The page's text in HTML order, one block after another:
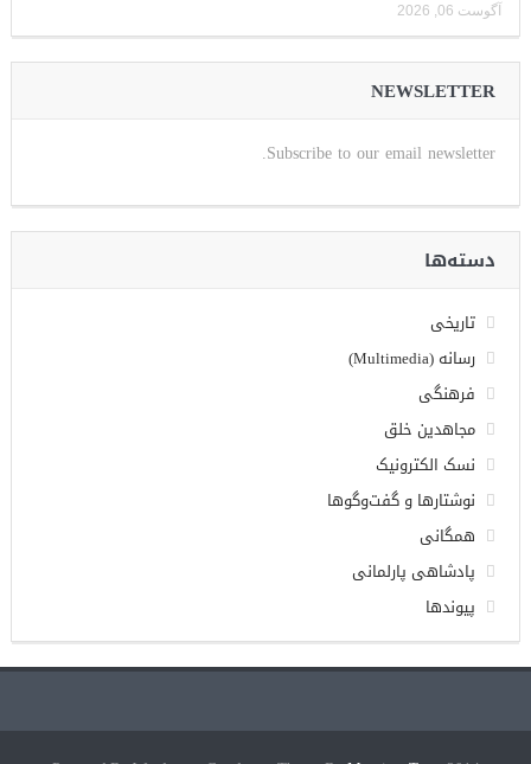
آگوست 06, 2026
NEWSLETTER
Subscribe to our email newsletter.
دسته‌ها
تاریخی
رسانه (Multimedia)
فرهنگی
مجاهدین خلق
نسک الکترونیک
نوشتارها و گفت‌وگوها
همگانی
پادشاهی پارلمانی
پیوندها